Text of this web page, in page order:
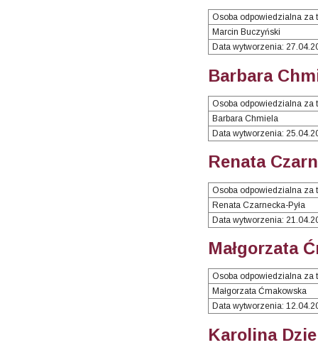
Osoba odpowiedzialna za
Marcin Buczyński
Data wytworzenia:
Barbara
Osoba odpowiedzialna za
Barbara Chmiela
Data wytworzenia:
Renata
Osoba odpowiedzialna za
Renata Czarnecka-Pyła
Data wytworzenia:
Małgorzata
Osoba odpowiedzialna za
Małgorzata Ćmakowska
Data wytworzenia:
Karolina